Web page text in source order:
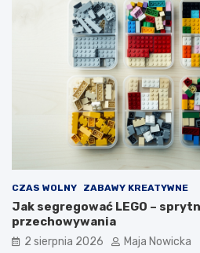
CZAS WOLNY ZABAWY KREATYWNE
Jak segregować LEGO –
przechowywania
2 sierpnia 2026 Maja Nowicka